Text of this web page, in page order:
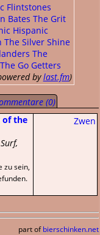
Flintstones
Bates The Grit
Hispanic
The Silver Shine
The
The Go Getters
bylast.fm)
(0)
Zwen
of the
zu sein,
part of bierschinken.net